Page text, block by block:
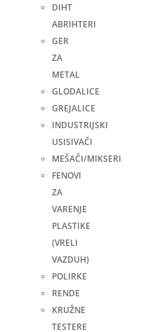
DIHT
ABRIHTERI
GER
ZA
METAL
GLODALICE
GREJALICE
INDUSTRIJSKI
USISIVAČI
MEŠAČI/MIKSERI
FENOVI
ZA
VARENJE
PLASTIKE
(VRELI
VAZDUH)
POLIRKE
RENDE
KRUŽNE
TESTERE